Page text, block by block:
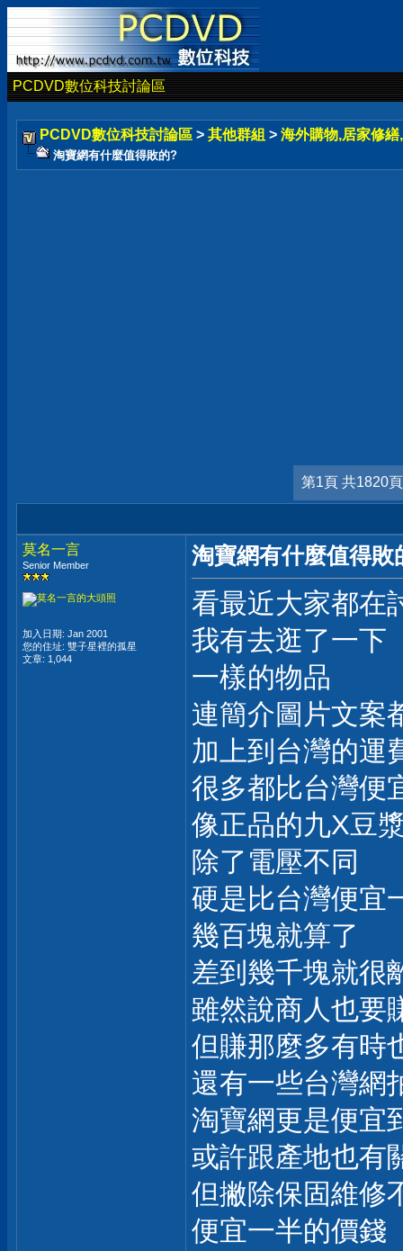
PCDVD數位科技討論區
PCDVD數位科技討論區 > 其他群組 > 海外購物,居家修
淘寶網有什麼值得敗的?
第1頁 共1820頁
莫名一言
Senior Member
加入日期: Jan 2001
您的住址: 雙子星裡的孤星
文章: 1,044
淘寶網有什麼值得敗
看最近大家都在
我有去逛了一下
一樣的物品
連簡介圖片文案
加上到台灣的運
很多都比台灣便
像正品的九X豆
除了電壓不同
硬是比台灣便宜
幾百塊就算了
差到幾千塊就很
雖然說商人也要
但賺那麼多有時
還有一些台灣網
淘寶網更是便宜
或許跟產地也有
但撇除保固維修
便宜一半的價錢